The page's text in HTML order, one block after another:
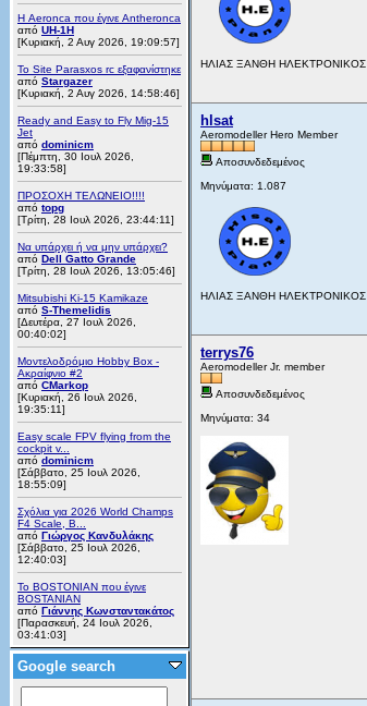
Η Aeronca που έγινε Antheronca
από UH-1H
[Κυριακή, 2 Αυγ 2026, 19:09:57]
Το Site Parasxos rc εξαφανίστηκε
από Stargazer
[Κυριακή, 2 Αυγ 2026, 14:58:46]
Ready and Easy to Fly Mig-15
Jet
από dominicm
[Πέμπτη, 30 Ιουλ 2026,
19:33:58]
ΠΡΟΣΟΧΗ ΤΕΛΩΝΕΙΟ!!!!
από topg
[Τρίτη, 28 Ιουλ 2026, 23:44:11]
Να υπάρχει ή να μην υπάρχει?
από Dell Gatto Grande
[Τρίτη, 28 Ιουλ 2026, 13:05:46]
Mitsubishi Ki-15 Kamikaze
από S-Themelidis
[Δευτέρα, 27 Ιουλ 2026,
00:40:02]
Μοντελοδρόμιο Hobby Box -
Ακραίφνιο #2
από CMarkop
[Κυριακή, 26 Ιουλ 2026,
19:35:11]
Easy scale FPV flying from the
cockpit v...
από dominicm
[Σάββατο, 25 Ιουλ 2026,
18:55:09]
Σχόλια για 2026 World Champs
F4 Scale, B...
από Γιώργος Κανδυλάκης
[Σάββατο, 25 Ιουλ 2026,
12:40:03]
Το BOSTONIAN που έγινε
BOSTANIAN
από Γιάννης Κωνσταντακάτος
[Παρασκευή, 24 Ιουλ 2026,
03:41:03]
Google search
ΗΛΙΑΣ ΞΑΝΘΗ ΗΛΕΚΤΡΟΝΙΚΟΣ
hlsat
Aeromodeller Hero Member
Αποσυνδεδεμένος
Μηνύματα: 1.087
ΗΛΙΑΣ ΞΑΝΘΗ ΗΛΕΚΤΡΟΝΙΚΟΣ
terrys76
Aeromodeller Jr. member
Αποσυνδεδεμένος
Μηνύματα: 34